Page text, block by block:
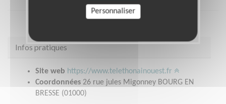
Infos pratiques
Site web https://www.telethonainouest.fr
Coordonnées 26 rue jules Migonney BOURG EN
BRESSE (01000)
Personnaliser